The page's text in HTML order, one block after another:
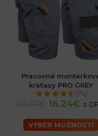
Pracovné
kraťasy PRO GREY
(7x)
16.24€ s
VÝBER MOŽNOSTÍ